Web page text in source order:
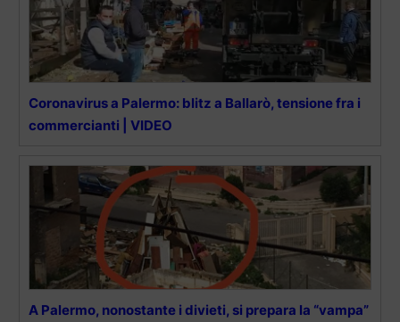
Coronavirus a Palermo: blitz a Ballarò, tensione fra i
commercianti | VIDEO
A Palermo, nonostante i divieti, si prepara la “vampa”